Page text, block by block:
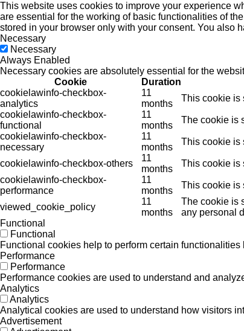
This website uses cookies to improve your experience
are essential for the working of basic functionalities of
stored in your browser only with your consent. You also
Necessary
Necessary
Always Enabled
Necessary cookies are absolutely essential for the
Cookie
Duration
cookielawinfo-checkbox-
analytics
11
months
This cookie is
cookielawinfo-checkbox-
functional
11
months
The cookie is
cookielawinfo-checkbox-
necessary
11
months
This cookie is
cookielawinfo-checkbox-others
11
months
This cookie is
cookielawinfo-checkbox-
performance
11
months
This cookie is
viewed_cookie_policy
11
months
The cookie is
any personal
Functional
Functional
Functional cookies help to perform certain
Performance
Performance
Performance cookies are used to understand and
Analytics
Analytics
Analytical cookies are used to understand how visitors
Advertisement